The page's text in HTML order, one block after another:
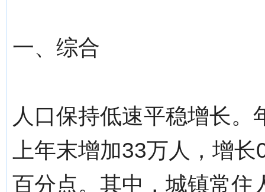
一、综合
人口保持低速平稳增长
上年末增加33万人，增
百分点。其中，城镇常住